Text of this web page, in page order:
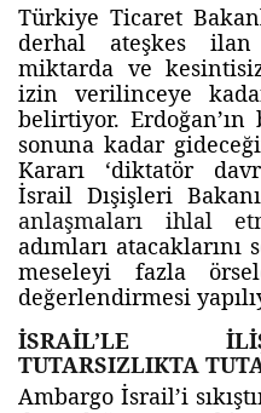
Türkiye Ticaret
derhal ateşkes
miktarda ve
izin verilinceye
belirtiyor.
sonuna kadar
Kararı ‘diktatör
İsrail Dışişleri
anlaşmaları ihlal
adımları atacaklarını
meseleyi fazla
değerlendirmesi
İSRAİL’LE
TUTARSIZLIKTA
Ambargo İsrail’i